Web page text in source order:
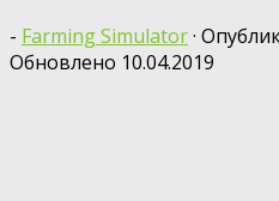
- Farming Simulator·
Обновлено 10.04.2019